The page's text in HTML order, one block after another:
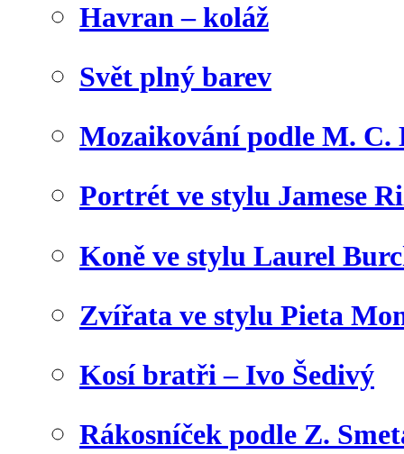
Havran – koláž
Svět plný barev
Mozaikování podle M. C.
Portrét ve stylu Jamese
Koně ve stylu Laurel
Zvířata ve stylu Pieta
Kosí bratři – Ivo Šedivý
Rákosníček podle Z.